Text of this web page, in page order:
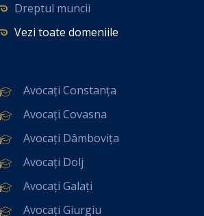
Dreptul muncii
Vezi toate domeniile
Avocați Constanța
Avocați Covasna
Avocați Dâmbovița
Avocați Dolj
Avocați Galați
Avocați Giurgiu